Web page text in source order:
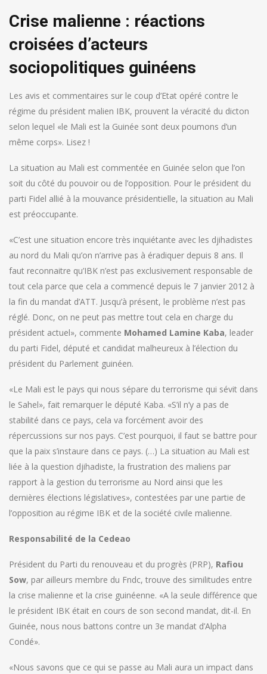
Crise malienne : réactions
croisées d’acteurs
sociopolitiques guinéens
Les avis et commentaires sur le coup d’Etat opéré contre le
régime du président malien IBK, prouvent la véracité du dicton
selon lequel «le Mali est la Guinée sont deux poumons d’un
même corps». Lisez !
La situation au Mali est commentée en Guinée selon que l’on
soit du côté du pouvoir ou de l’opposition. Pour le président du
parti Fidel allié à la mouvance présidentielle, la situation au Mali
est préoccupante.
«C’est une situation encore très inquiétante avec les djihadistes
au nord du Mali qu’on n’arrive pas à éradiquer depuis 8 ans. Il
faut reconnaitre qu’IBK n’est pas exclusivement responsable de
tout cela parce que cela a commencé depuis le 7 janvier 2012 à
la fin du mandat d’ATT. Jusqu’à présent, le problème n’est pas
réglé. Donc, on ne peut pas mettre tout cela en charge du
président actuel», commente Mohamed Lamine Kaba, leader
du parti Fidel, député et candidat malheureux à l’élection du
président du Parlement guinéen.
«Le Mali est le pays qui nous sépare du terrorisme qui sévit dans
le Sahel», fait remarquer le député Kaba. «S’il n’y a pas de
stabilité dans ce pays, cela va forcément avoir des
répercussions sur nos pays. C’est pourquoi, il faut se battre pour
que la paix s’instaure dans ce pays. (…) La situation au Mali est
liée à la question djihadiste, la frustration des maliens par
rapport à la gestion du terrorisme au Nord ainsi que les
dernières élections législatives», contestées par une partie de
l’opposition au régime IBK et de la société civile malienne.
Responsabilité de la Cedeao
Président du Parti du renouveau et du progrès (PRP), Rafiou
Sow, par ailleurs membre du Fndc, trouve des similitudes entre
la crise malienne et la crise guinéenne. «A la seule différence que
le président IBK était en cours de son second mandat, dit-il. En
Guinée, nous nous battons contre un 3e mandat d’Alpha
Condé».
«Nous savons que ce qui se passe au Mali aura un impact dans